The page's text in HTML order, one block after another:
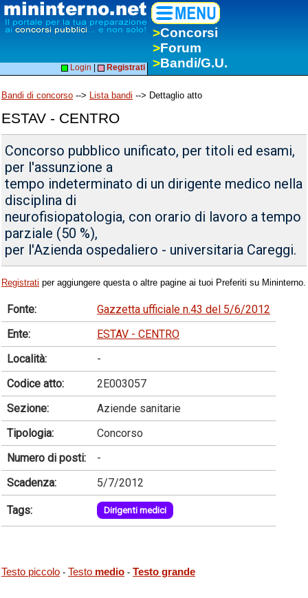
>Concorsi
>Forum
>Bandi/G.U.
Login Registrati
Bandi di concorso --> Lista bandi --> Dettaglio atto
ESTAV - CENTRO
Concorso pubblico unificato, per titoli ed esami,
per l'assunzione a
tempo indeterminato di un dirigente medico nella
disciplina di
neurofisiopatologia, con orario di lavoro a tempo
parziale (50 %),
per l'Azienda ospedaliero - universitaria Careggi.
Registrati per aggiungere questa o altre pagine ai tuoi Preferiti su Mininterno.
Fonte:
Gazzetta ufficiale n.43 del 5/6/2012
Ente:
ESTAV - CENTRO
Località:
-
Codice atto:
2E003057
Sezione:
Aziende sanitarie
Tipologia:
Concorso
Numero di posti:
-
Scadenza:
5/7/2012
Tags: Dirigenti medici
Testo piccolo - Testo medio - Testo grande